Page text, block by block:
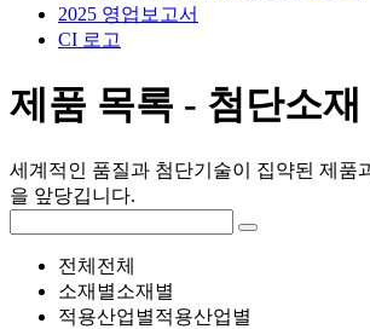
2025 영업보고서
CI 로고
제품 목록 - 첨단소재
세계적인 품질과 첨단기술이 집약된 제품
을 앞당깁니다.
전체 전체
소재별소재별
적용산업별적용산업별